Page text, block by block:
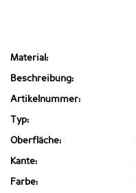
Material:
Beschreibung:
Artikelnummer:
Typ:
Oberfläche:
Kante:
Farbe: